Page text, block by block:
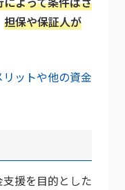
担保や保証人が
ットや他の資金
援を目的とした